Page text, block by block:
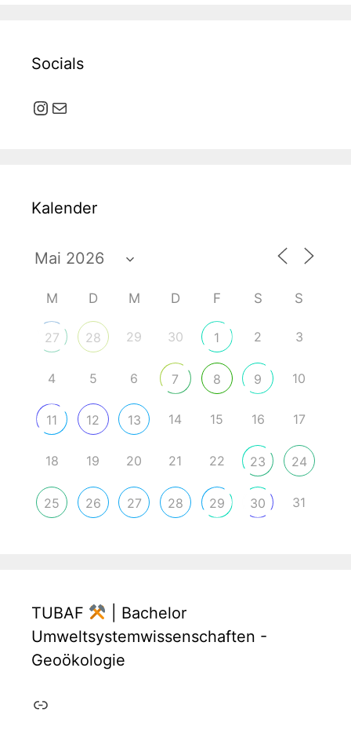
Socials
Instagram
E-Mail
Kalender
M D M D F S S
27 28 29 30 1 2 3
4 5 6 7 8 9 10
11 12 13 14 15 16 17
18 19 20 21 22 23 24
25 26 27 28 29 30 31
TUBAF
| Bachelor
Umweltsystemwissenschaften -
Geoökologie
Link